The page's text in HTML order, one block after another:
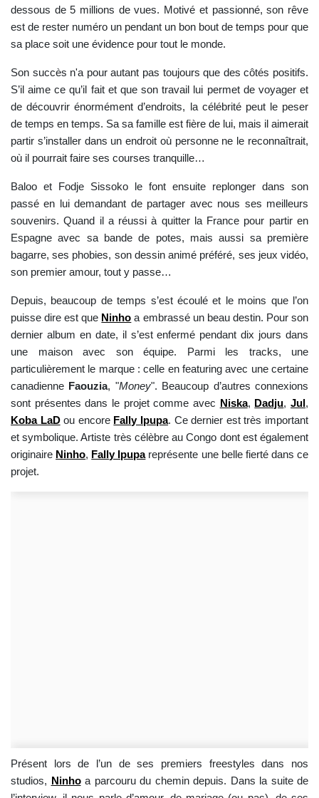
dessous de 5 millions de vues. Motivé et passionné, son rêve
est de rester numéro un pendant un bon bout de temps pour que
sa place soit une évidence pour tout le monde.
Son succès n'a pour autant pas toujours que des côtés positifs.
S’il aime ce qu’il fait et que son travail lui permet de voyager et
de découvrir énormément d’endroits, la célébrité peut le peser
de temps en temps. Sa sa famille est fière de lui, mais il aimerait
partir s’installer dans un endroit où personne ne le reconnaîtrait,
où il pourrait faire ses courses tranquille…
Baloo et Fodje Sissoko le font ensuite replonger dans son
passé en lui demandant de partager avec nous ses meilleurs
souvenirs. Quand il a réussi à quitter la France pour partir en
Espagne avec sa bande de potes, mais aussi sa première
bagarre, ses phobies, son dessin animé préféré, ses jeux vidéo,
son premier amour, tout y passe…
Depuis, beaucoup de temps s’est écoulé et le moins que l’on
puisse dire est que Ninho a embrassé un beau destin. Pour son
dernier album en date, il s’est enfermé pendant dix jours dans
une maison avec son équipe. Parmi les tracks, une
particulièrement le marque : celle en featuring avec une certaine
canadienne Faouzia, "Money". Beaucoup d’autres connexions
sont présentes dans le projet comme avec Niska, Dadju,Jul ,
Koba LaDou encore Fally Ipupa. Ce dernier est très important
et symbolique. Artiste très célèbre au Congo dont est également
originaire Ninho, Fally Ipupareprésente une belle fierté dans ce
projet.
Présent lors de l’un de ses premiers freestyles dans nos
studios, Ninhoa parcouru du chemin depuis. Dans la suite de